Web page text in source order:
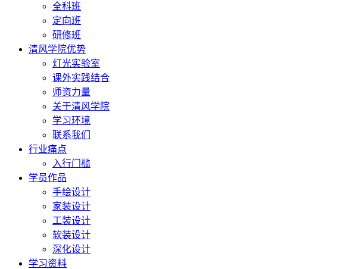
全科班
定向班
研修班
清风学院优势
灯光实验室
课外实践结合
师资力量
关于清风学院
学习环境
联系我们
行业痛点
入行门槛
学员作品
手绘设计
家装设计
工装设计
软装设计
深化设计
学习资料